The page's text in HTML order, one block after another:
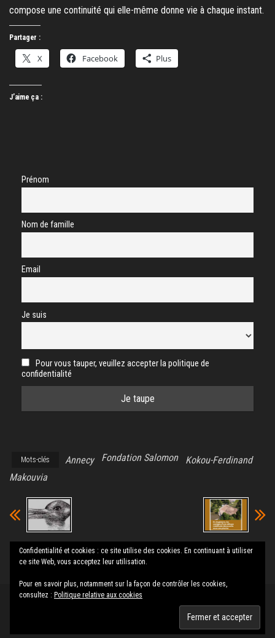
compose une continuité qui elle-même donne vie à chaque instant.
Partager :
X Facebook Plus
J’aime ça :
Prénom
Nom de famille
Email
Je suis
Pour vous tauper, veuillez accepter la politique de
confidentialité
Mots-clés Annecy Fondation Salomon
Kokou-Ferdinand
Makouvia
Chiffres et
réalité en face
Piscine des
Thème :Envo Magazine
Confidentialité et cookies : ce site utilise des cookies. En continuant à utiliser
ce site Web, vous acceptez leur utilisation.
Pour en savoir plus, notamment sur la façon de contrôler les cookies,
consultez : Politique relative aux cookies